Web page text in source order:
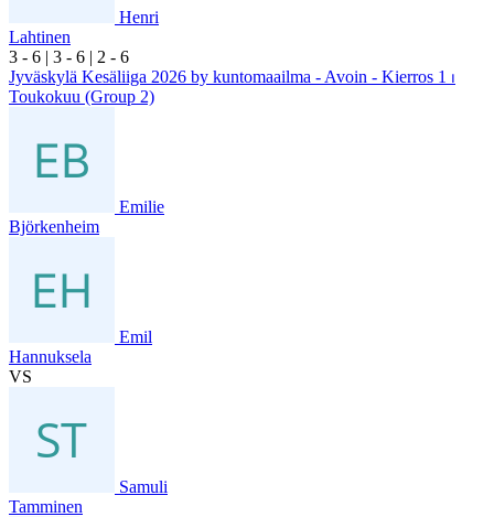
Henri
Lahtinen
3 - 6 | 3 - 6 | 2 - 6
Jyväskylä Kesäliiga 2026 by kuntomaailma - Avoin - Kierros 1 ⏐
Toukokuu (Group 2)
Emilie
Björkenheim
Emil
Hannuksela
VS
Samuli
Tamminen